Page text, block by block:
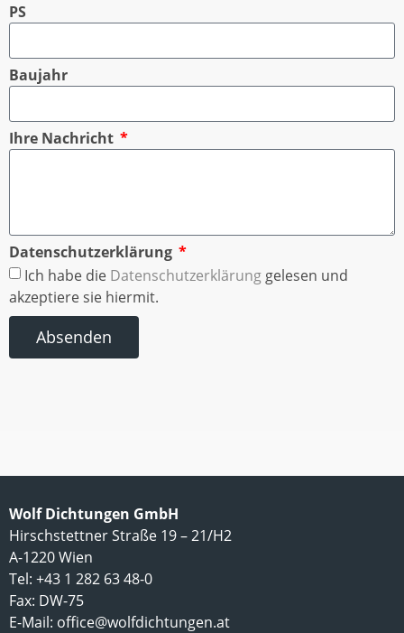
PS
Baujahr
Ihre Nachricht
Datenschutzerklärung
Ich habe die Datenschutzerklärung gelesen und
akzeptiere sie hiermit.
Absenden
Wolf Dichtungen GmbH
Hirschstettner Straße 19 – 21/H2
A-1220 Wien
Tel: +43 1 282 63 48-0
Fax: DW-75
E-Mail: office@wolfdichtungen.at